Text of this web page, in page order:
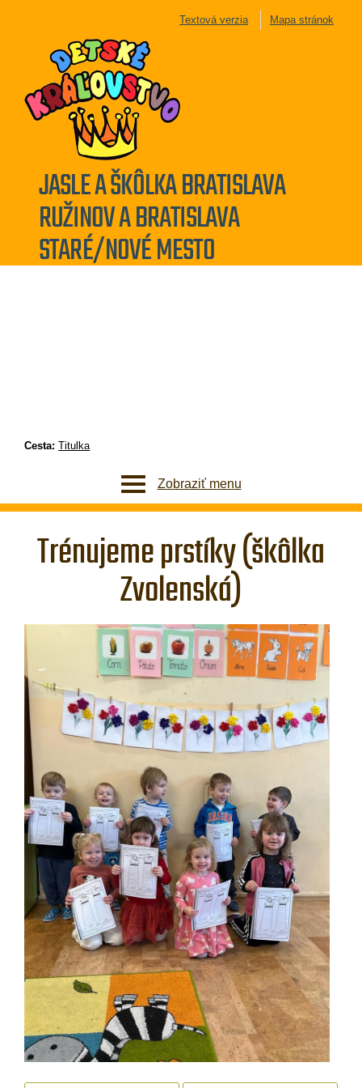
Textová verzia Mapa stránok
JASLE A ŠKÔLKA BRATISLAVA
RUŽINOV A BRATISLAVA
STARÉ/NOVÉ MESTO
Cesta:Titulka
Zobraziť menu
Trénujeme prstíky (škôlka
Zvolenská)